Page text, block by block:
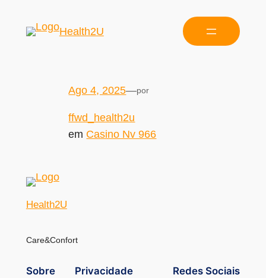
Health2U
Ago 4, 2025—por
ffwd_health2u
em Casino Nv 966
Health2U
Care&Confort
Sobre Privacidade Redes Sociais